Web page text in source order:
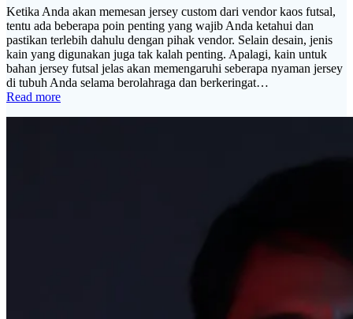
Ketika Anda akan memesan jersey custom dari vendor kaos futsal,
tentu ada beberapa poin penting yang wajib Anda ketahui dan
pastikan terlebih dahulu dengan pihak vendor. Selain desain, jenis
kain yang digunakan juga tak kalah penting. Apalagi, kain untuk
bahan jersey futsal jelas akan memengaruhi seberapa nyaman jersey
di tubuh Anda selama berolahraga dan berkeringat…
Read more